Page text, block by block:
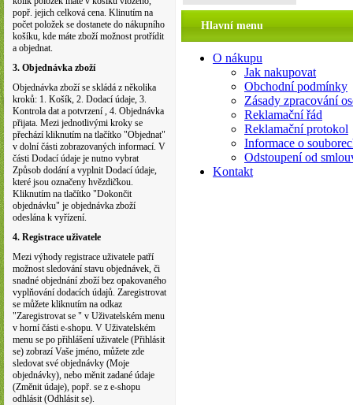
popř. jejich celková cena. Klinutím na
počet položek se dostanete do nákupního
košíku, kde máte zboží možnost protřídit
a objednat.
3. Objednávka zboží
Objednávka zboží se skládá z několika
kroků: 1. Košík, 2. Dodací údaje, 3.
Kontrola dat a potvrzení , 4. Objednávka
přijata. Mezi jednotlivými kroky se
přechází kliknutím na tlačítko "Objednat"
v dolní části zobrazovaných informací. V
části Dodací údaje je nutno vybrat
Způsob dodání a vyplnit Dodací údaje,
které jsou označeny hvězdičkou.
Kliknutím na tlačítko "Dokončit
objednávku" je objednávka zboží
odeslána k vyřízení.
4. Registrace uživatele
Mezi výhody registrace uživatele patří
možnost sledování stavu objednávek, či
snadné objednání zboží bez opakovaného
vyplňování dodacích údajů. Zaregistrovat
se můžete kliknutím na odkaz
"Zaregistrovat se " v Uživatelském menu
v horní části e-shopu. V Uživatelském
menu se po přihlášení uživatele (Přihlásit
se) zobrazí Vaše jméno, můžete zde
sledovat své objednávky (Moje
objednávky), nebo měnit zadané údaje
(Změnit údaje), popř. se z e-shopu
odhlásit (Odhlásit se).
Hlavní menu
O nákupu
Jak nakupovat
Obchodní podmínky
Zásady zpracování
Reklamační řád
Reklamační protokol
Informace o
Odstoupení od
Kontakt